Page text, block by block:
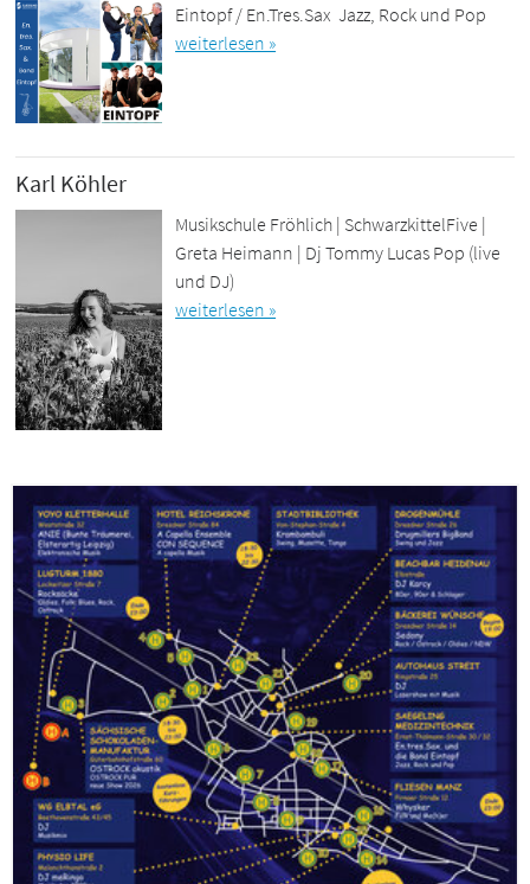
Eintopf / En.Tres.Sax Jazz, Rock und Pop
weiterlesen »
Karl Köhler
Musikschule Fröhlich | SchwarzkittelFive |
Greta Heimann | Dj Tommy Lucas Pop (live
und DJ)
weiterlesen »